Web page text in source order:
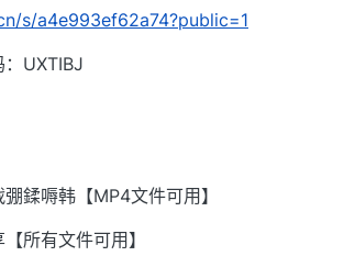
s/a4e993ef62a74?public=1
UXTIBJ
鍒嗕韩【MP4文件可用】
所有文件可用】